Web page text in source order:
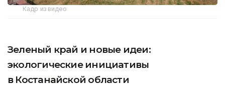
Кадр из видео
Зеленый край и новые идеи:
экологические инициативы
в Костанайской области